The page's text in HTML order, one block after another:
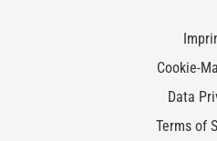
Cookie-
Data
Terms of